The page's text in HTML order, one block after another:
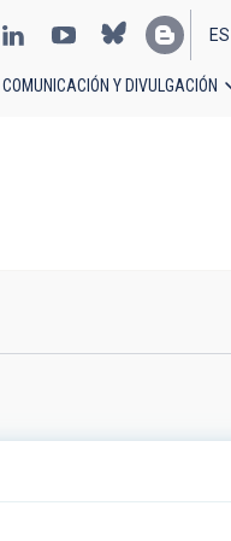
EN
ES
COMUNICACIÓN Y DIVULGACIÓN